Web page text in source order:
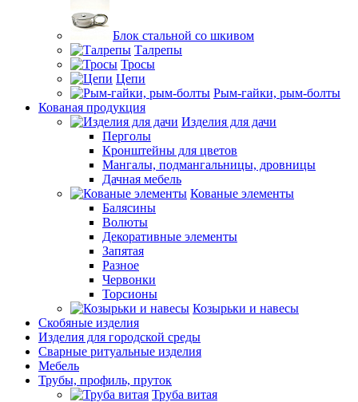
Блок стальной со шкивом
Талрепы
Тросы
Цепи
Рым-гайки, рым-болты
Кованая продукция
Изделия для дачи
Перголы
Кронштейны для цветов
Мангалы, подмангальницы, дровницы
Дачная мебель
Кованые элементы
Балясины
Волюты
Декоративные элементы
Запятая
Разное
Червонки
Торсионы
Козырьки и навесы
Скобяные изделия
Изделия для городской среды
Сварные ритуальные изделия
Мебель
Трубы, профиль, пруток
Труба витая